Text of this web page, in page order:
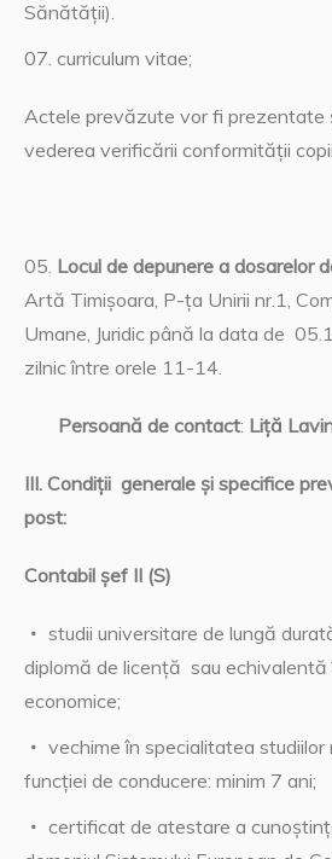
Sănătăţii).
curriculum vitae;
Actele prevăzute vor fi prezentate
vederea verificării conformităţii
Locul de depunere a dosarelor
Artă Timișoara, P-ţa Unirii nr.1,
Umane, Juridic până la data de
zilnic între orele 11-14.
Persoană de contact: Liţă
III. Condiţii generale și specifice
post:
Contabil șef II (S)
studii universitare de lungă
diplomă de licență sau echivalentă
economice;
vechime în specialitatea
funcției de conducere: minim 7 ani;
certificat de atestare a